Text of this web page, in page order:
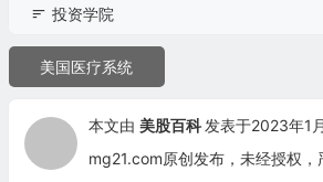
投资学院
美国医疗系统
本文由 美股百科 发表于2023年1
mg21.com原创发布，未经授权